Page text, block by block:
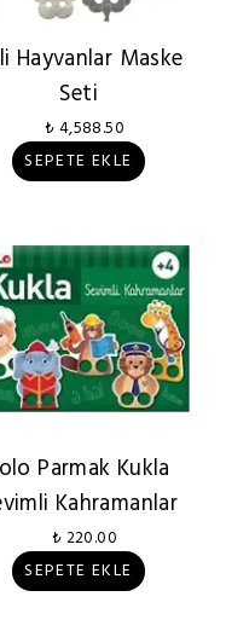
Hayvanlar Maske
Seti
₺ 4,588.50
SEPETE EKLE
Parmak Kukla
Kahramanlar
₺ 220.00
SEPETE EKLE